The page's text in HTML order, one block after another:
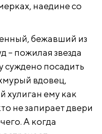
наедине со
бежавший из
– пожилая звезда
суждено посадить
вдовец,
ему как
не запирает двери
А когда